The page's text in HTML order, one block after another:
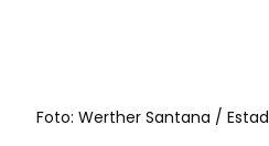
Foto: Werther Santana /